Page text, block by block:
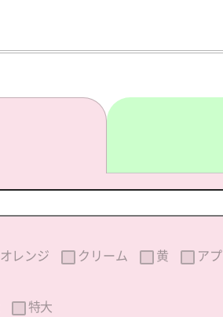
オレンジ クリーム 黄 ア
特大